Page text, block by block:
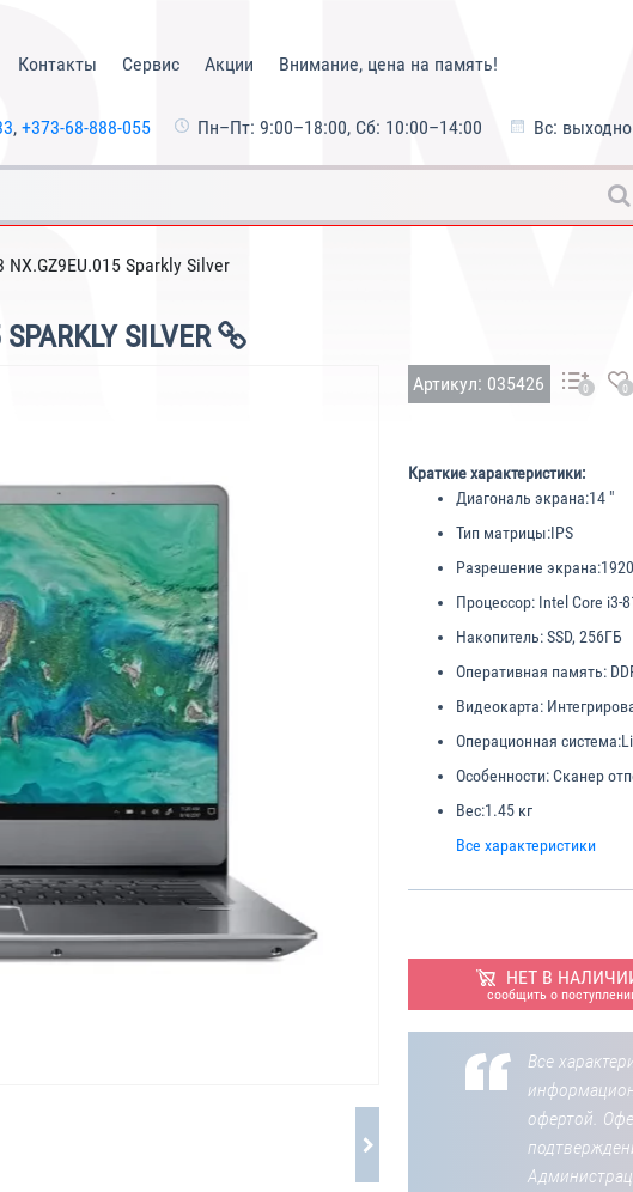
Контакты Сервис Акции Внимание, цена на память!
, +373-68-888-055 Пн–Пт: 9:00–18:00, Сб: 10:00–14:00 Вс:
NX.GZ9EU.015 Sparkly Silver
SILVER
Артикул: 035426 0 0
Краткие характеристики:
Диагональ экрана:14 "
Тип матрицы:IPS
Разрешение экрана:
Процессор:Intel Core i3-
Накопитель:SSD, 256ГБ
Оперативная память:
Видеокарта:
Операционная система:
Особенности:Сканер
Вес:1.45 кг
Все характеристики
НЕТ В
сообщить о
Все
офертой.